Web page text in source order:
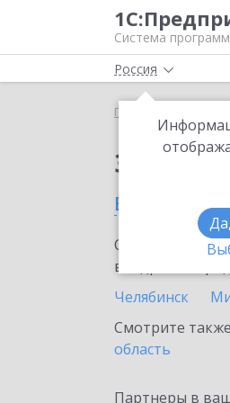
Система программ
Россия
Главная
в
Ознакомьтесь
внедрение
Челябинск
Смотрите
область
Партнеры в